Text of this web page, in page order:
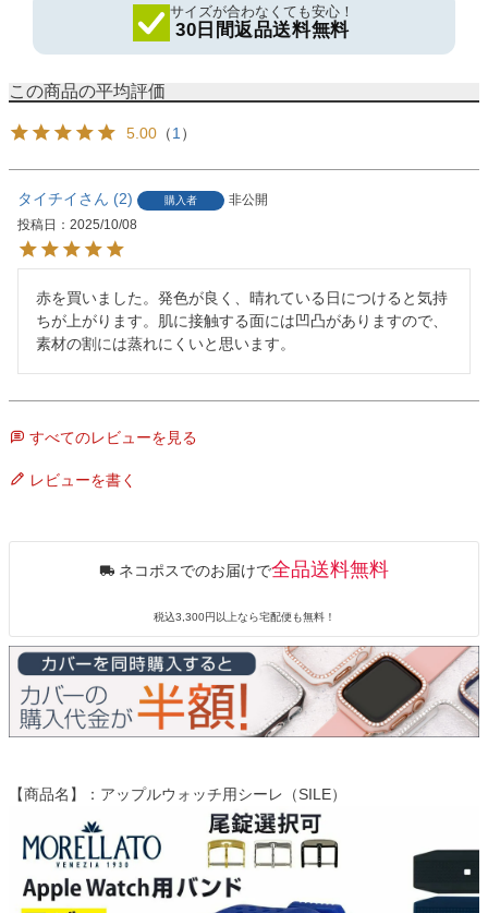
サイズが合わなくても安心！
30日間返品送料無料
5.00 （1 ）
タイチイ 2 購入者
非公開
投稿日
2025/10/08
赤を買いました。発色が良く、晴れている日につけると気持
ちが上がります。肌に接触する面には凹凸がありますので、
素材の割には蒸れにくいと思います。
すべてのレビューを見る
レビューを書く
ネコポスでのお届けで全品送料無料
税込3,300円以上なら宅配便も無料！
【商品名】：アップルウォッチ用シーレ（SILE）